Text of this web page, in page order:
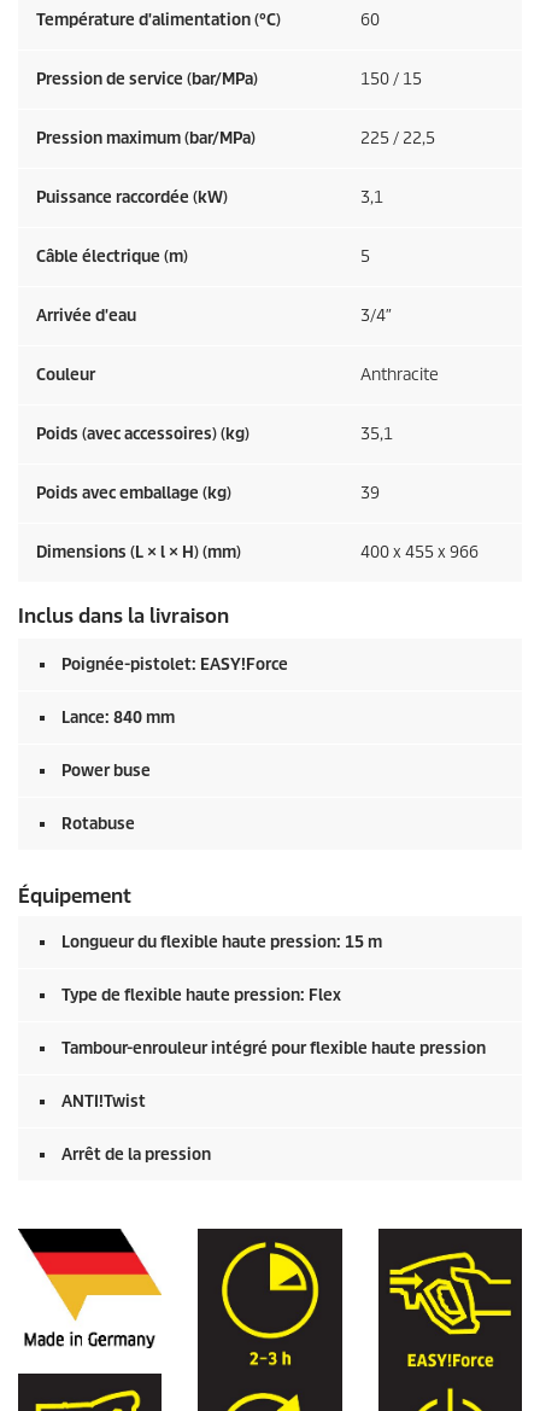
Température d'alimentation (°C) 60
Pression de service (bar/MPa) 150 / 15
Pression maximum (bar/MPa) 225 / 22,5
Puissance raccordée (kW) 3,1
Câble électrique (m) 5
Arrivée d'eau 3/4″
Couleur Anthracite
Poids (avec accessoires) (kg) 35,1
Poids avec emballage (kg) 39
Dimensions (L × l × H) (mm) 400 x 455 x 966
Inclus dans la livraison
Poignée-pistolet: EASY!Force
Lance: 840 mm
Power buse
Rotabuse
Équipement
Longueur du flexible haute pression: 15 m
Type de flexible haute pression: Flex
Tambour-enrouleur intégré pour flexible haute pression
ANTI!Twist
Arrêt de la pression